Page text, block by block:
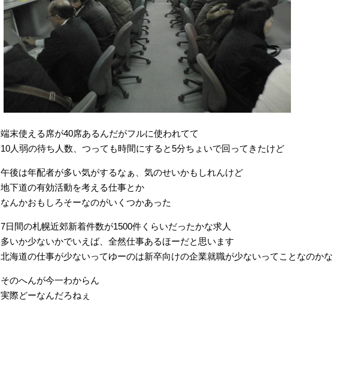
端末使える席が40席あるんだがフルに使われてて
10人弱の待ち人数、つっても時間にすると5分ちょいで回ってきたけど
午後は年配者が多い気がするなぁ、気のせいかもしれんけど
地下道の有効活動を考える仕事とか
なんかおもしろそーなのがいくつかあった
7日間の札幌近郊新着件数が1500件くらいだったかな求人
多いか少ないかでいえば、全然仕事あるほーだと思います
北海道の仕事が少ないってゆーのは新卒向けの企業就職が少ないってことなのかな
そのへんが今一わからん
実際どーなんだろねぇ